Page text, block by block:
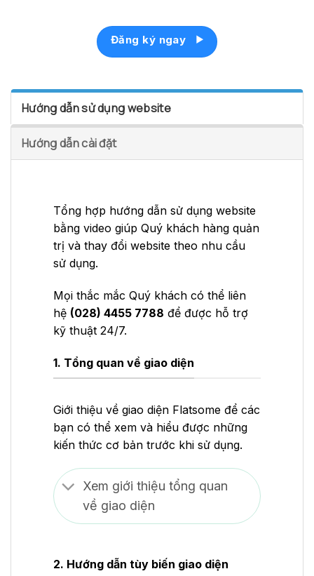
Đăng ký ngay
Hướng dẫn sử dụng website
Hướng dẫn cài đặt
Tổng hợp hướng dẫn sử dụng website
bằng video giúp Quý khách hàng quản
trị và thay đổi website theo nhu cầu
sử dụng.
Mọi thắc mắc Quý khách có thể liên
hệ (028) 4455 7788 để được hỗ trợ
kỹ thuật 24/7.
1. Tổng quan về giao diện
Giới thiệu về giao diện Flatsome để các
bạn có thể xem và hiểu được những
kiến thức cơ bản trước khi sử dụng.
Xem giới thiệu tổng quan
về giao diện
2. Hướng dẫn tùy biến giao diện